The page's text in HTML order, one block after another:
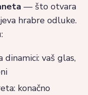
— što otvara
hrabre odluke.
vaš glas,
konačno